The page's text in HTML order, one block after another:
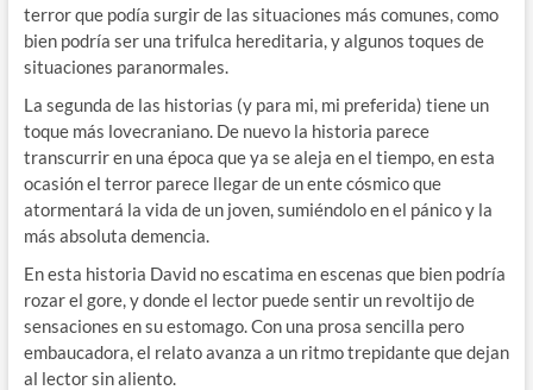
terror que podía surgir de las situaciones más comunes, como
bien podría ser una trifulca hereditaria, y algunos toques de
situaciones paranormales.
La segunda de las historias (y para mi, mi preferida) tiene un
toque más lovecraniano. De nuevo la historia parece
transcurrir en una época que ya se aleja en el tiempo, en esta
ocasión el terror parece llegar de un ente cósmico que
atormentará la vida de un joven, sumiéndolo en el pánico y la
más absoluta demencia.
En esta historia David no escatima en escenas que bien podría
rozar el gore, y donde el lector puede sentir un revoltijo de
sensaciones en su estomago. Con una prosa sencilla pero
embaucadora, el relato avanza a un ritmo trepidante que dejan
al lector sin aliento.